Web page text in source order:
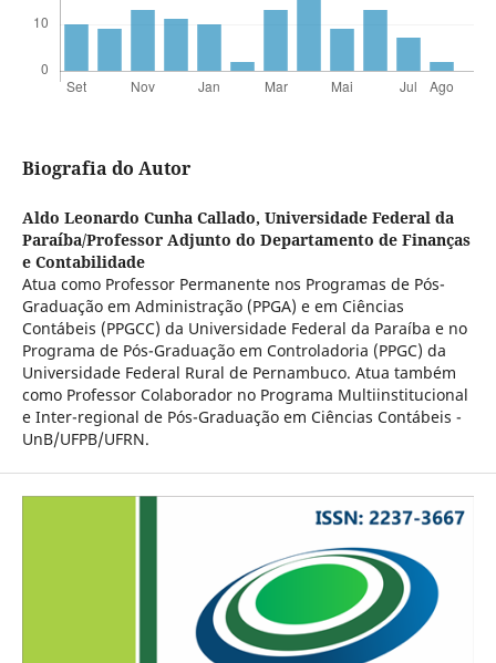
Biografia do Autor
Aldo Leonardo Cunha Callado, Universidade Federal da
Paraíba/Professor Adjunto do Departamento de Finanças
e Contabilidade
Atua como Professor Permanente nos Programas de Pós-
Graduação em Administração (PPGA) e em Ciências
Contábeis (PPGCC) da Universidade Federal da Paraíba e no
Programa de Pós-Graduação em Controladoria (PPGC) da
Universidade Federal Rural de Pernambuco. Atua também
como Professor Colaborador no Programa Multiinstitucional
e Inter-regional de Pós-Graduação em Ciências Contábeis -
UnB/UFPB/UFRN.